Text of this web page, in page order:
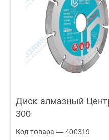
Диск алмазный
300
Код товара — 400319